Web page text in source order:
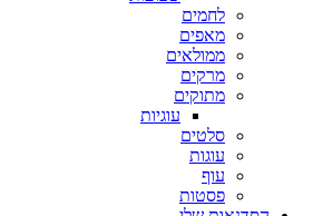
לחמים
מאפים
ממולאים
מרקים
מתוקים
עוגיות
סלטים
עוגות
עוף
פסטות